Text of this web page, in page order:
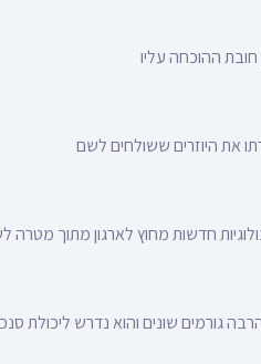
חובת ההוכחה עליו
את היוזרים ששולחים לשם
חדשות מחוץ לארגון מתוך מטרה
שונים והוא נדרש ליכולת